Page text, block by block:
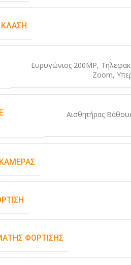
ΚΛΆΣΗ
Ευρυγώνιος 200MP,
Zoom,
Αισθητήρας
ΚΆΜΕΡΑΣ
ΦΌΡΤΙΣΗΣ